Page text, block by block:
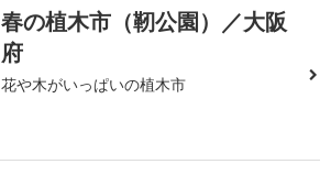
春の植木市（靭公園）／大阪
府
花や木がいっぱいの植木市